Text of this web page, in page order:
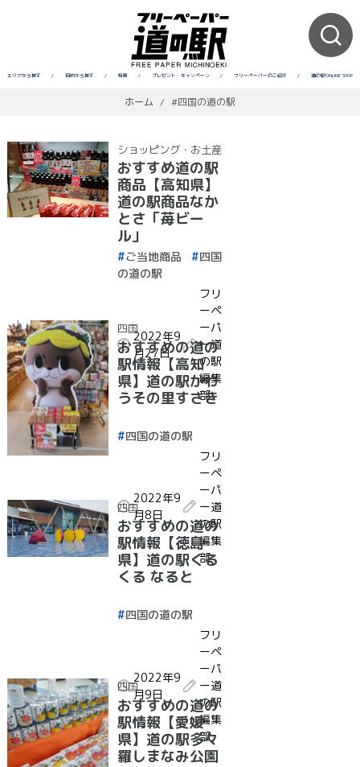
エリアから探す / 目的から探す / 特集 / プレゼント・キャンペーン / フリーペーパーのご紹介 / 道の駅ONLINE SHOP
ホーム / #四国の道の駅
ショッピング・お土産
おすすめ道の駅
商品【高知県】
道の駅商品なか
とさ「苺ビー
ル」
ご当地商品
四国
の道の駅
2022年9
月27日
フリ
ーペ
ーパ
ー道
の駅
編集
部
四国
おすすめの道の
駅情報【高知
県】道の駅かわ
うその里すさき
四国の道の駅
2022年9
月8日
フリ
ーペ
ーパ
ー道
の駅
編集
部
四国
おすすめの道の
駅情報【徳島
県】道の駅くる
くる なると
四国の道の駅
2022年9
月9日
フリ
ーペ
ーパ
ー道
の駅
編集
部
四国
おすすめの道の
駅情報【愛媛
県】道の駅多々
羅しまなみ公園